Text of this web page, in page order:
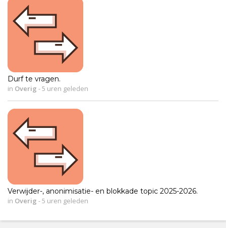
Durf te vragen.
in Overig -5 uren geleden
Verwijder-, anonimisatie- en blokkade topic 2025-2026.
in Overig -5 uren geleden